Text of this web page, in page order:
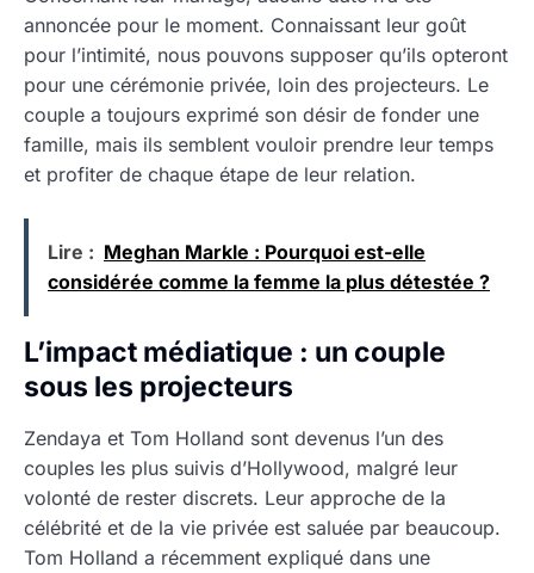
annoncée pour le moment. Connaissant leur goût
pour l’intimité, nous pouvons supposer qu’ils opteront
pour une cérémonie privée, loin des projecteurs. Le
couple a toujours exprimé son désir de fonder une
famille, mais ils semblent vouloir prendre leur temps
et profiter de chaque étape de leur relation.
Lire : Meghan Markle : Pourquoi est-elle
considérée comme la femme la plus détestée ?
L’impact médiatique : un couple
sous les projecteurs
Zendaya et Tom Holland sont devenus l’un des
couples les plus suivis d’Hollywood, malgré leur
volonté de rester discrets. Leur approche de la
célébrité et de la vie privée est saluée par beaucoup.
Tom Holland a récemment expliqué dans une